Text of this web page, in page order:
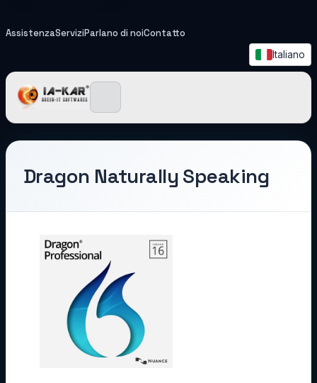
AssistenzaServiziParlano di noiContatto
Italiano
IA-KAR - Green IT
Dragon Naturally Speaking